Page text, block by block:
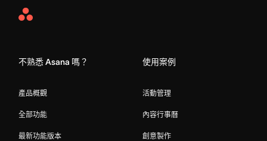
Asana
不熟悉 Asana 嗎？
產品概觀
全部功能
最新功能版本
使用案例
活動管理
內容行事曆
創意製作